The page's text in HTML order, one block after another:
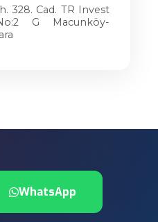
328. Cad. TR Invest
G Macunköy-
WhatsApp